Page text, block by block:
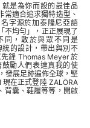
是為你而設的最佳品
適合追求獨特造型、
字源於加泰隆尼亞語
不均勻」，正正展現了
同，敢於與眾不同是
的設計，帶出與別不
鋒 Thomas Meyer 於
勵人們表達真我的使
發展足跡遍佈全球，堅
在正式登陸 ZALORA
背囊、鞋履等等，開啟